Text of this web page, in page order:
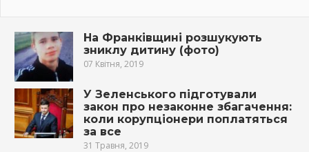
На Франківщині розшукують
зниклу дитину (фото)
07 Квітня, 2019
У Зеленського підготували
закон про незаконне збагачення:
коли корупціонери поплатяться
за все
31 Травня, 2019